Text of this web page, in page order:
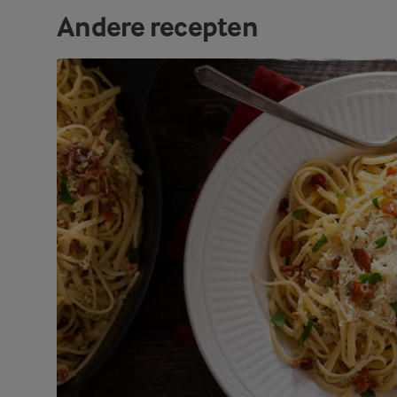
Andere recepten